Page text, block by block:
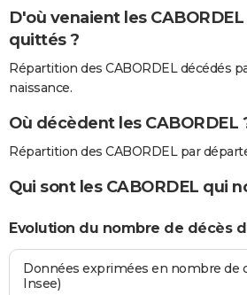
D'où venaient les
quittés ?
Répartition des CABORDEL décédés
naissance.
Où décèdent les CABORDEL
Répartition des CABORDEL par
Qui sont les CABORDEL qui
Evolution du nombre de décès
Données exprimées en nombre de
Insee)